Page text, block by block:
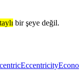
bir şeye değil.
Eccentricity